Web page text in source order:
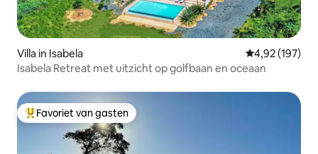
Villa in Isabela Gemiddelde
4,92 (197)
Isabela Retreat met uitzicht op golfbaan en oceaan
Topfavoriet van gasten
Favoriet van gasten